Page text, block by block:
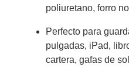
poliuretano, forro
Perfecto para
pulgadas, iPad,
cartera, gafas de